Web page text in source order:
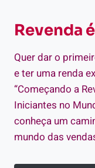
Revenda
Quer dar o
e ter uma renda
“Começando a
Iniciantes no
conheça um
mundo das